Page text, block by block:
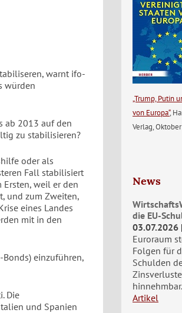
warnt ifo-
würden
ab 2013 auf den
zu stabilisieren?
oder als
Fall stabilisiert
weil er den
und zum Zweiten,
eines Landes
mit in den
Bonds) einzuführen,
Die
und Spanien
„Trump, Putin
von Europa“,
Verlag,
News
die EU-
03.07.2026
Euroraum
Folgen für
Schulden
Artikel